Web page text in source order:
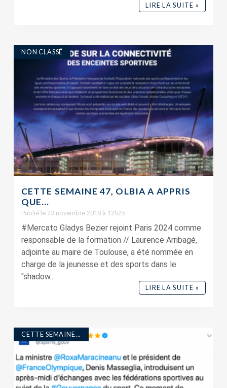
LIRE LA SUITE »
NON CLASSÉ
CETTE SEMAINE 47, OLBIA A APPRIS
QUE…
Publié le 23 novembre 2018 à 12h25
#Mercato Gladys Bezier rejoint Paris 2024 comme
responsable de la formation // Laurence Arribagé,
adjointe au maire de Toulouse, a été nommée en
charge de la jeunesse et des sports dans le
"shadow...
LIRE LA SUITE »
CETTE SEMAINE...